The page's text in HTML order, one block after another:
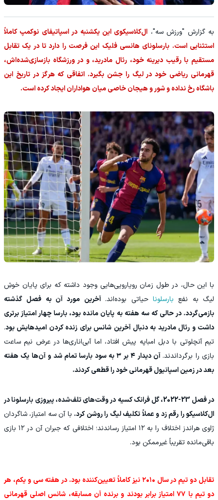
به گزارش "ورزش سه"، ال‌کلاسیکوی این یکشنبه در اسپاتیفای نوکمپ کاملاً
استثنایی است. بارسلونای هانسی فلیک این فرصت را دارد تا در یک تقابل
مستقیم با رقیب دیرینه خود، رئال مادرید، و در ورزشگاه بازسازی‌شده‌اش،
قهرمانی ریاضی خود در لیگ را جشن بگیرد. اتفاقی که هرگز در تاریخ این
باشگاه رخ نداده و شور و هیجان خاصی میان هواداران ایجاد کرده است.
با این حال، در طول زمان رویارویی‌هایی وجود داشته که برای پایان خوشِ
لیگ به نفع بارسلونا حیاتی بوده‌اند.آخرین مورد آن به فصل گذشته
بازمی‌گردد. در حالی که سه هفته به پایان مانده بود، بارسا چهار امتیاز برتری
داشت و رئال مادرید به دنبال آخرین شانس برای زنده کردن امیدهایش بود.
تیم آنچلوتی با دبل امباپه پیش افتاد، اما آبی‌اناری‌ها در عرض نیم ساعت
بازی را برگرداندند.
آن دیدار ۴ بر ۳ به سود بارسا تمام شد و آن‌ها یک هفته
بعد در زمین اسپانیول قهرمانی خود را قطعی کردند.
در فصل 23-2022، گل فرانک کسیه در وقت‌های تلف‌شده، پیروزی بارسلونا در
ال‌کلاسیکو را رقم زد و عملاً تکلیف لیگ را روشن کرد. با آن سه امتیاز، شاگردان
ژاوی هراندز اختلاف را به ۱۲ امتیاز رساندند؛ اختلافی که جبران آن در ۱۲ بازی
باقی‌مانده تقریباً غیرممکن بود.
تقابل دو تیم در سال ۲۰۱۰ نیز کاملاً تعیین‌کننده بود. در هفته سی و یکم، هر
دو تیم با ۷۷ امتیاز برابر بودند و برنده آن مسابقه، شانس اصلی قهرمانی